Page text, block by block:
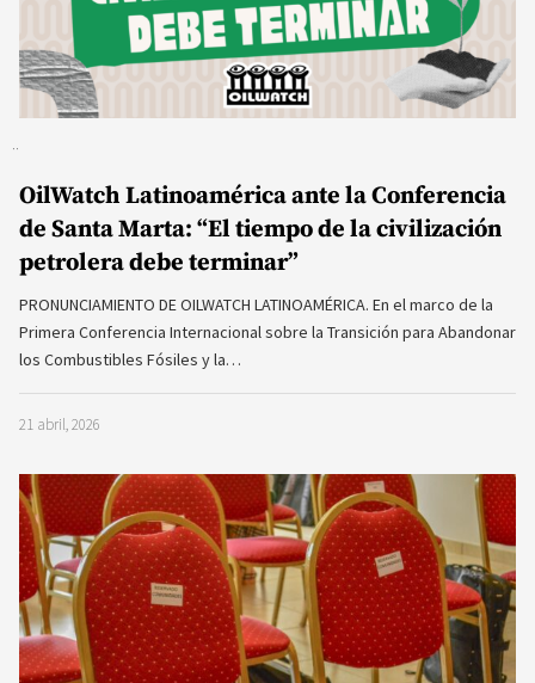
OilWatch Latinoamérica ante la Conferencia
de Santa Marta: “El tiempo de la civilización
petrolera debe terminar”
PRONUNCIAMIENTO DE OILWATCH LATINOAMÉRICA. En el marco de la
Primera Conferencia Internacional sobre la Transición para Abandonar
los Combustibles Fósiles y la…
21 abril, 2026